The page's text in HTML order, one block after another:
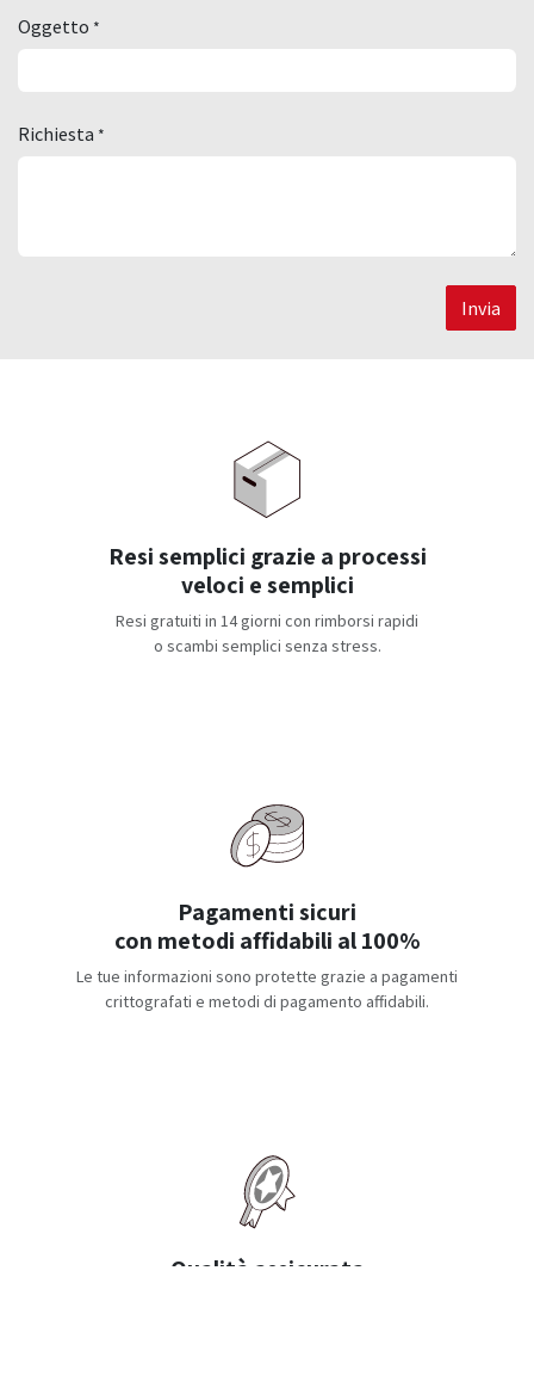
Oggetto *
Richiesta *
Invia
Resi semplici grazie a processi
veloci e semplici
Resi gratuiti in 14 giorni con rimborsi rapidi
o scambi semplici senza stress.
Pagamenti sicuri
con metodi affidabili al 100%
Le tue informazioni sono protette grazie a pagamenti
crittografati e metodi di pagamento affidabili.
Qualità assicurata